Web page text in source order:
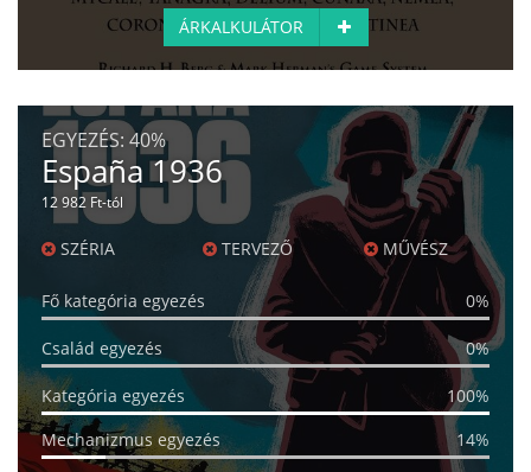
ÁRKALKULÁTOR
EGYEZÉS: 40%
España 1936
12 982 Ft-tól
SZÉRIA TERVEZŐ MŰVÉSZ
Fő kategória egyezés 0%
Család egyezés 0%
Kategória egyezés
100%
Mechanizmus egyezés
14%